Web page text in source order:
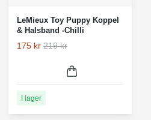
LeMieux Toy Puppy Koppel
& Halsband -Chilli
175 kr 219 kr
I lager